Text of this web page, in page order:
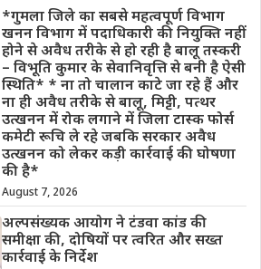
*गुमला जिले का सबसे महत्वपूर्ण विभाग
खनन विभाग में पदाधिकारी की नियुक्ति नहीं
होने से अवैध तरीके से हो रही है बालू तस्करी
– विभूति कुमार के सेवानिवृत्ति से बनी है ऐसी
स्थिति* * ना तो चालान काटे जा रहे हैं और
ना ही अवैध तरीके से बालू, मिट्टी, पत्थर
उत्खनन में रोक लगाने में जिला टास्क फोर्स
कमेटी रूचि ले रहे जबकि सरकार अवैध
उत्खनन को लेकर कड़ी कार्रवाई की घोषणा
की है*
August 7, 2026
अल्पसंख्यक आयोग ने टंडवा कांड की
समीक्षा की, दोषियों पर त्वरित और सख्त
कार्रवाई के निर्देश